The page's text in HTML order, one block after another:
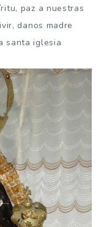
paz a nuestras
danos madre
santa iglesia